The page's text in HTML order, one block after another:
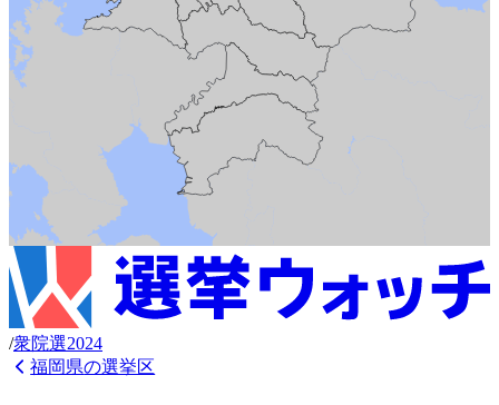
/衆院選2024
福岡県の選挙区